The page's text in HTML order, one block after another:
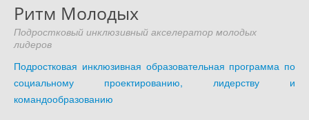
Our publication
Контакты
Our contact
Ритм Молодых
Подростковый инклюзивный акселератор молодых
лидеров
Подростковая инклюзивная образовательная программа по
социальному проектированию, лидерству и
командообразованию